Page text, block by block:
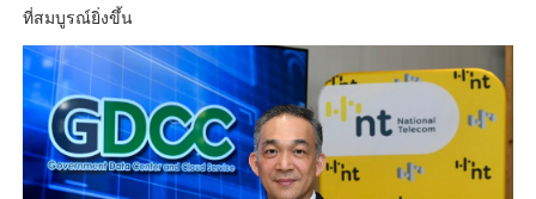
ที่สมบูรณ์ยิ่งขึ้น